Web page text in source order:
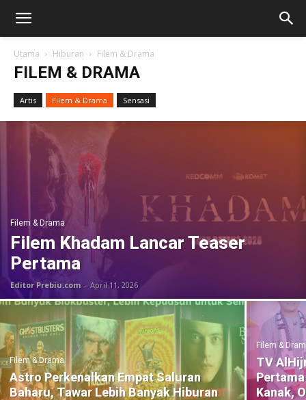
Utama Hiburan Filem & Drama
FILEM & DRAMA
Artis Filem & Drama Sensasi
Filem & Drama
Filem Khadam Lancar Teaser
Pertama
Editor Prebiu.com - April 11, 2026
Filem & Drama
Astro Perkenalkan Empat Saluran
Baharu, Tawar Lebih Banyak Hiburan
Filem &
TV
Kanak,